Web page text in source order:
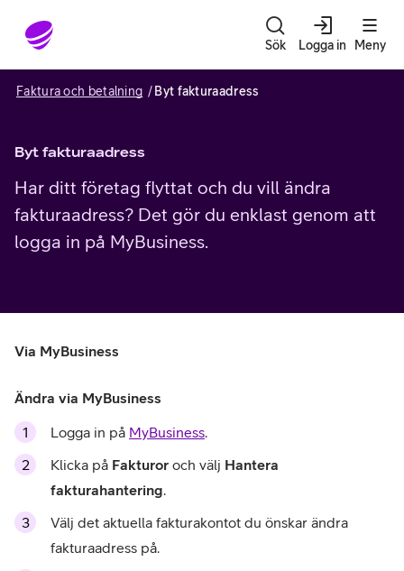
Gå till sidans innehåll
Sök Logga in Meny
Faktura och betalning Byt fakturaadress
Byt fakturaadress
Har ditt företag flyttat och du vill ändra
fakturaadress? Det gör du enklast genom att
logga in på MyBusiness.
Via MyBusiness
Ändra via MyBusiness
Logga in på MyBusiness.
Klicka på Fakturor och välj Hantera
fakturahantering.
Välj det aktuella fakturakontot du önskar ändra
fakturaadress på.